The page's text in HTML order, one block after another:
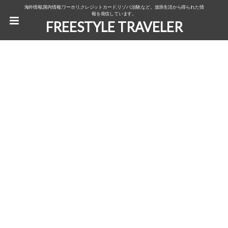
海外情報,国内情報,ワーホリ,クレジットカード,リゾバ,治験,など。放浪生活から得られた情
報を発信しています。
FREESTYLE TRAVELER